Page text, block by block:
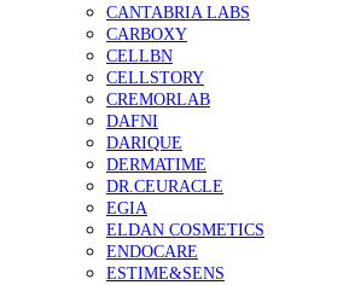
CANTABRIA LABS
CARBOXY
CELLBN
CELLSTORY
CREMORLAB
DAFNI
DARIQUE
DERMATIME
DR.CEURACLE
EGIA
ELDAN COSMETICS
ENDOCARE
ESTIME&SENS